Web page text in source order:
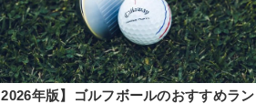
年版】ゴルフボールのおすすめラン